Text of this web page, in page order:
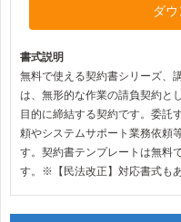
ダ
書式説明
無料で使える契約書シリーズ、
は、無形的な作業の請負契約と
目的に締結する契約です。委託
頼やシステムサポート業務依頼
す。契約書テンプレートは無料
す。※【民法改正】対応書式もあ